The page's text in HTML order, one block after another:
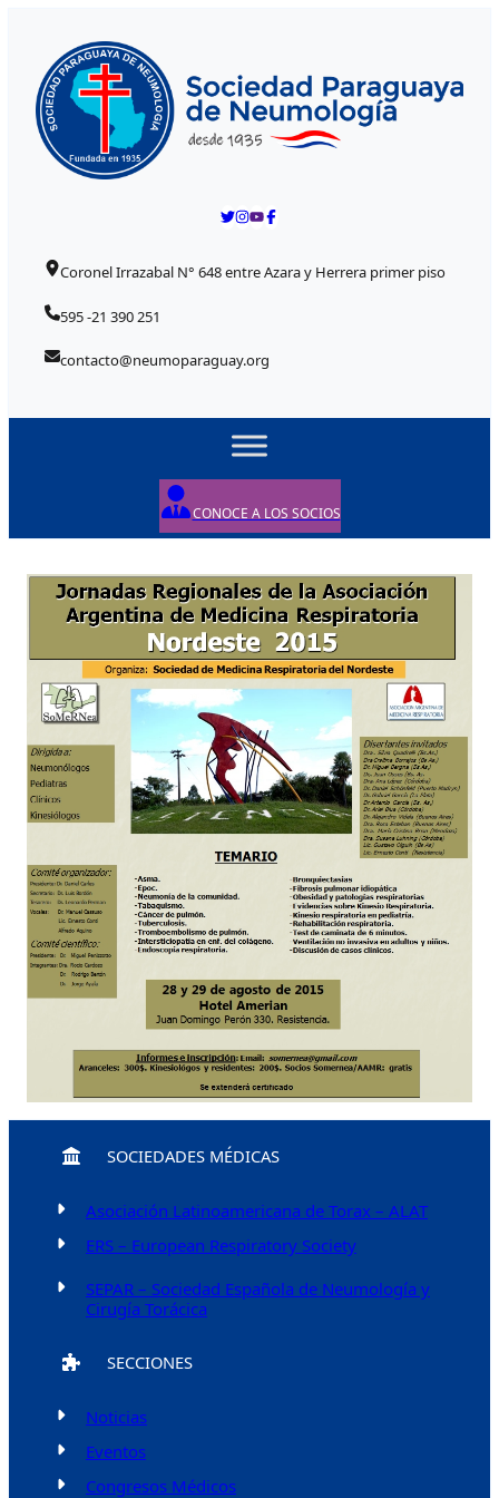
Coronel Irrazabal N° 648 entre Azara y Herrera primer piso
595 -21 390 251
contacto@neumoparaguay.org
CONOCE A LOS SOCIOS
SOCIEDADES MÉDICAS
Asociación Latinoamericana de Torax – ALAT
ERS – European Respiratory Society
SEPAR – Sociedad Española de Neumología y
Cirugía Torácica
SECCIONES
Noticias
Eventos
Congresos Médicos